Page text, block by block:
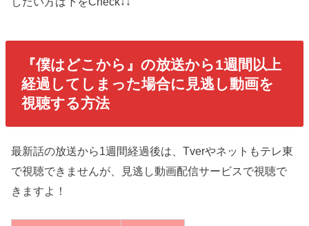
『僕はどこから』の放送から1週間以上
経過してしまった場合に見逃し動画を
視聴する方法
最新話の放送から1週間経過後は、Tverやネットもテレ東
で視聴できませんが、見逃し動画配信サービスで視聴で
きますよ！